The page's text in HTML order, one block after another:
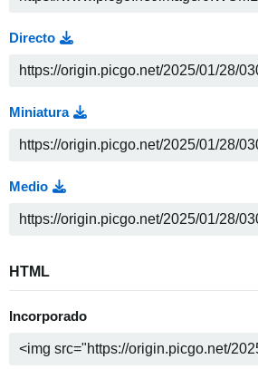
Directo
Miniatura
Medio
HTML
Incorporado